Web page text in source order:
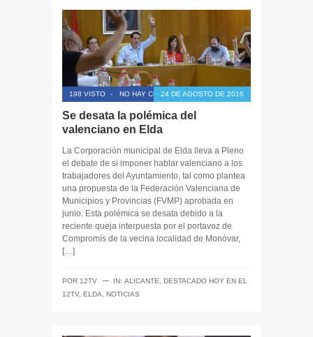
198 VISTO - NO HAY COMENTARIOS24 DE AGOSTO DE 2016
Se desata la polémica del
valenciano en Elda
La Corporación municipal de Elda lleva a Pleno
el debate de si imponer hablar valenciano a los
trabajadores del Ayuntamiento, tal como plantea
una propuesta de la Federación Valenciana de
Municipios y Provincias (FVMP) aprobada en
junio. Esta polémica se desata debido a la
reciente queja interpuesta por el portavoz de
Compromís de la vecina localidad de Monóvar,
[…]
POR 12TV ─ IN: ALICANTE
DESTACADO HOY EN EL
12TV, ELDA NOTICIAS